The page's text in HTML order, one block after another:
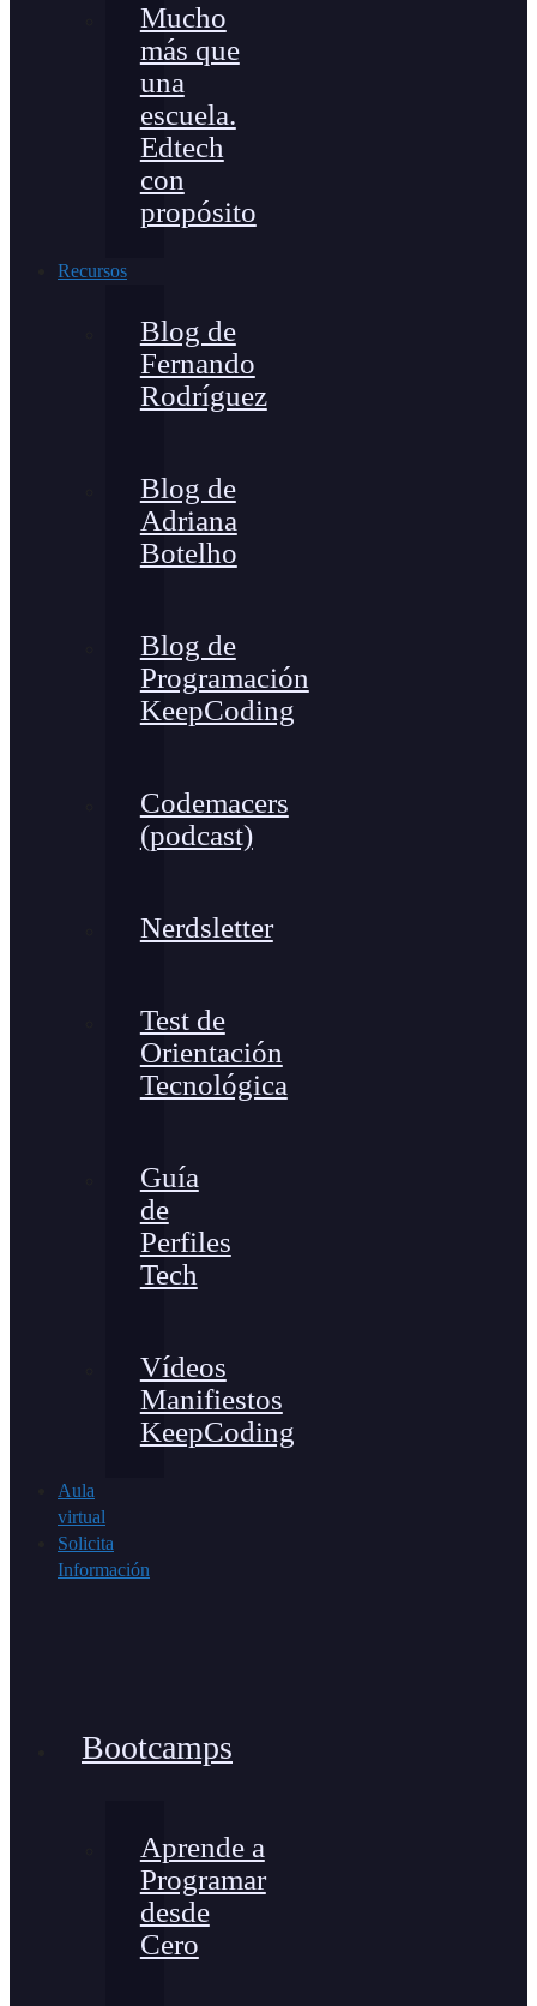
Mucho
más que
una
escuela.
Edtech
con
propósito
Recursos
Blog de
Fernando
Rodríguez
Blog de
Adriana
Botelho
Blog de
Programación
KeepCoding
Codemacers
(podcast)
Nerdsletter
Test de
Orientación
Tecnológica
Guía
de
Perfiles
Tech
Vídeos
Manifiestos
KeepCoding
Aula
virtual
Solicita
Información
Bootcamps
Aprende a
Programar
desde
Cero